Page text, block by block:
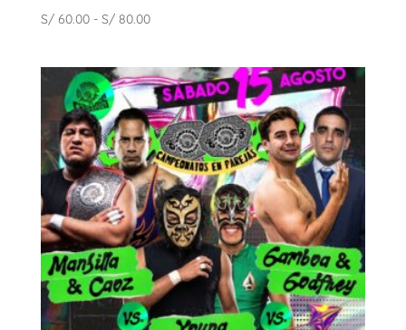
S/60.00 - S/80.00Rango
desde
S/ 60.00
hasta
S/ 80.00